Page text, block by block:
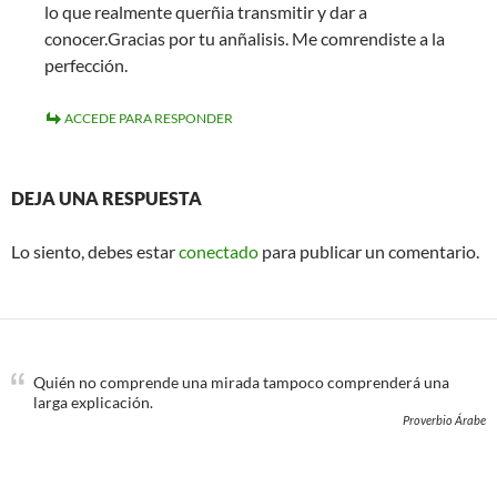
lo que realmente querñia transmitir y dar a
conocer.Gracias por tu anñalisis. Me comrendiste a la
perfección.
ACCEDE PARA RESPONDER
DEJA UNA RESPUESTA
Lo siento, debes estarconectado para publicar un comentario.
Quién no comprende una mirada tampoco comprenderá una
larga explicación.
Proverbio Árabe